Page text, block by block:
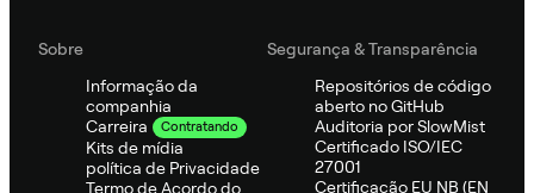
Sobre
Informação da
companhia
Carreira
Contratando
Kits de mídia
política de Privacidade
Termo de Acordo do
Segurança & Transparência
Repositórios de código
aberto no GitHub
Auditoria por SlowMist
Certificado ISO/IEC
27001
Certificação EU NB (EN